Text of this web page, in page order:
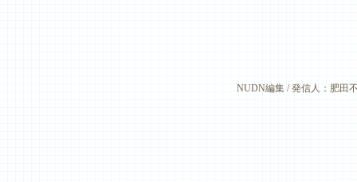
NUDN編集 / 発信人：肥田